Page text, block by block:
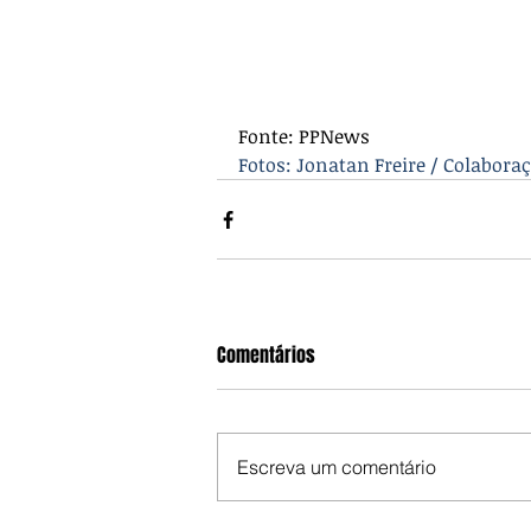
Fonte: PPNews
Fotos: Jonatan Freire /
Comentários
Escreva um comentário